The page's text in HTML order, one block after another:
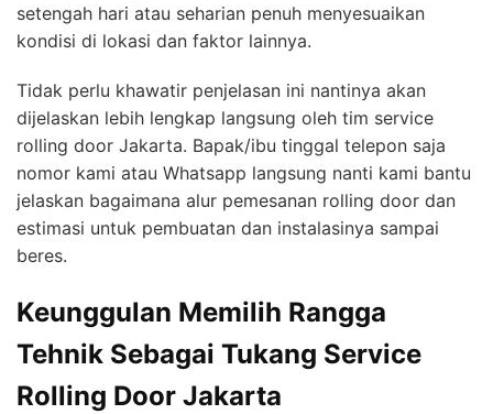
setengah hari atau seharian penuh menyesuaikan
kondisi di lokasi dan faktor lainnya.
Tidak perlu khawatir penjelasan ini nantinya akan
dijelaskan lebih lengkap langsung oleh tim service
rolling door Jakarta. Bapak/ibu tinggal telepon saja
nomor kami atau Whatsapp langsung nanti kami bantu
jelaskan bagaimana alur pemesanan rolling door dan
estimasi untuk pembuatan dan instalasinya sampai
beres.
Keunggulan Memilih Rangga
Tehnik Sebagai Tukang Service
Rolling Door Jakarta